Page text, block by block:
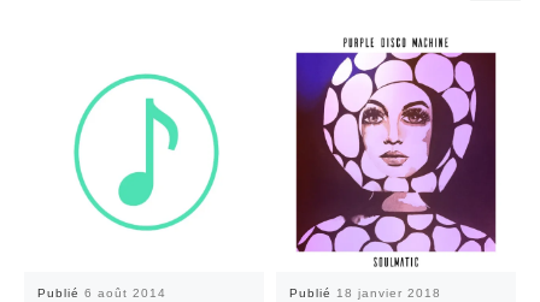
Publié6 août 2014 Publié 18 janvier 2018